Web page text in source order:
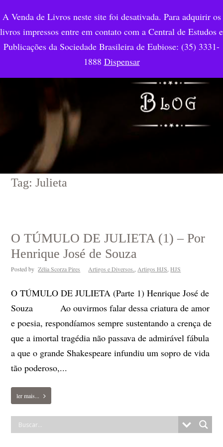
Tag: Julieta
O TÚMULO DE JULIETA (1) – Por
Henrique José de Souza
Posted by Zélia Scorza Pires Artigos e Diversos.,Artigos HJS,HJS
O TÚMULO DE JULIETA (Parte 1) Henrique José de
Souza Ao ouvirmos falar dessa criatura de amor
e poesia, respondíamos sempre sustentando a crença de
que a imortal tragédia não passava de admirável fábula
a que o grande Shakespeare infundiu um sopro de vida
tão poderoso,...
ler mais...
A Venda de Livros neste site foi desativada. Para adquirir os
livros impressos entre em contato com a Central de Estudos e
Publicações da Sociedade Brasileira de Eubiose: (35) 3331-
1888 Dispensar